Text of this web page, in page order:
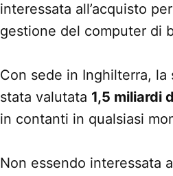
interessata all’acquisto
gestione del computer di
Con sede in Inghilterra, la
stata valutata 1,5 miliardi
in contanti in qualsiasi
Non essendo interessata